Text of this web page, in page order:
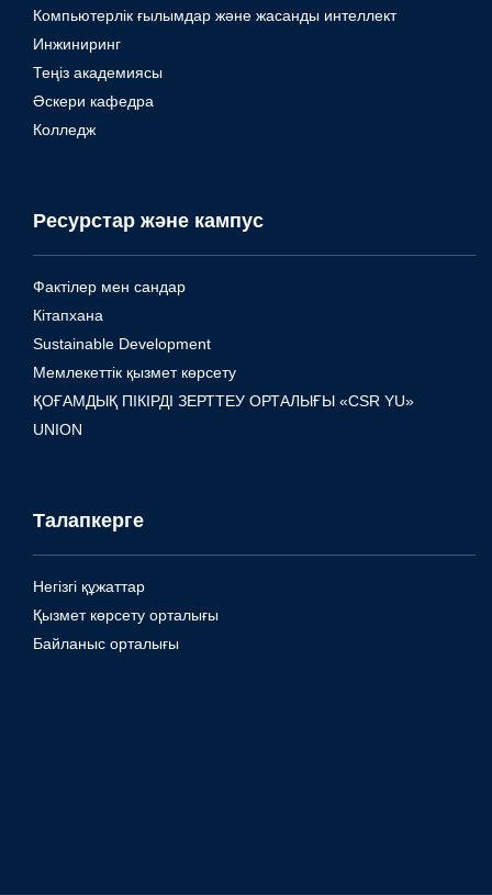
Компьютерлік ғылымдар және жасанды интеллект
Инжиниринг
Теңіз академиясы
Әскери кафедра
Колледж
Ресурстар және кампус
Фактілер мен сандар
Кітапхана
Sustainable Development
Мемлекеттік қызмет көрсету
ҚОҒАМДЫҚ ПІКІРДІ ЗЕРТТЕУ ОРТАЛЫҒЫ «CSR YU»
UNION
Талапкерге
Негізгі құжаттар
Қызмет көрсету орталығы
Байланыс орталығы